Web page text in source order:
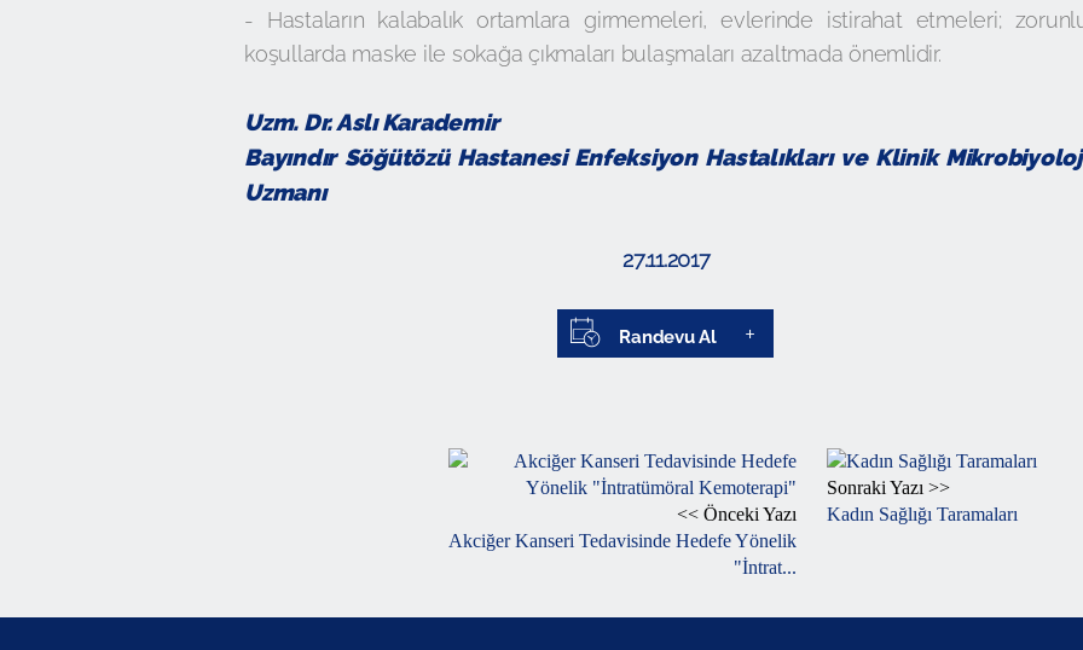
- Hastaların kalabalık ortamlara girmemeleri, evlerinde istirahat etmeleri;
koşullarda maske ile sokağa çıkmaları bulaşmaları azaltmada önemlidir.
Uzm. Dr. Aslı Karademir
Bayındır Söğütözü Hastanesi Enfeksiyon Hastalıkları ve Klinik
Uzmanı
27.11.2017
Randevu Al
<< Önceki Yazı
Akciğer Kanseri Tedavisinde Hedefe Yönelik
"İntrat...
Sonraki Yazı >>
Kadın Sağlığı Taramaları